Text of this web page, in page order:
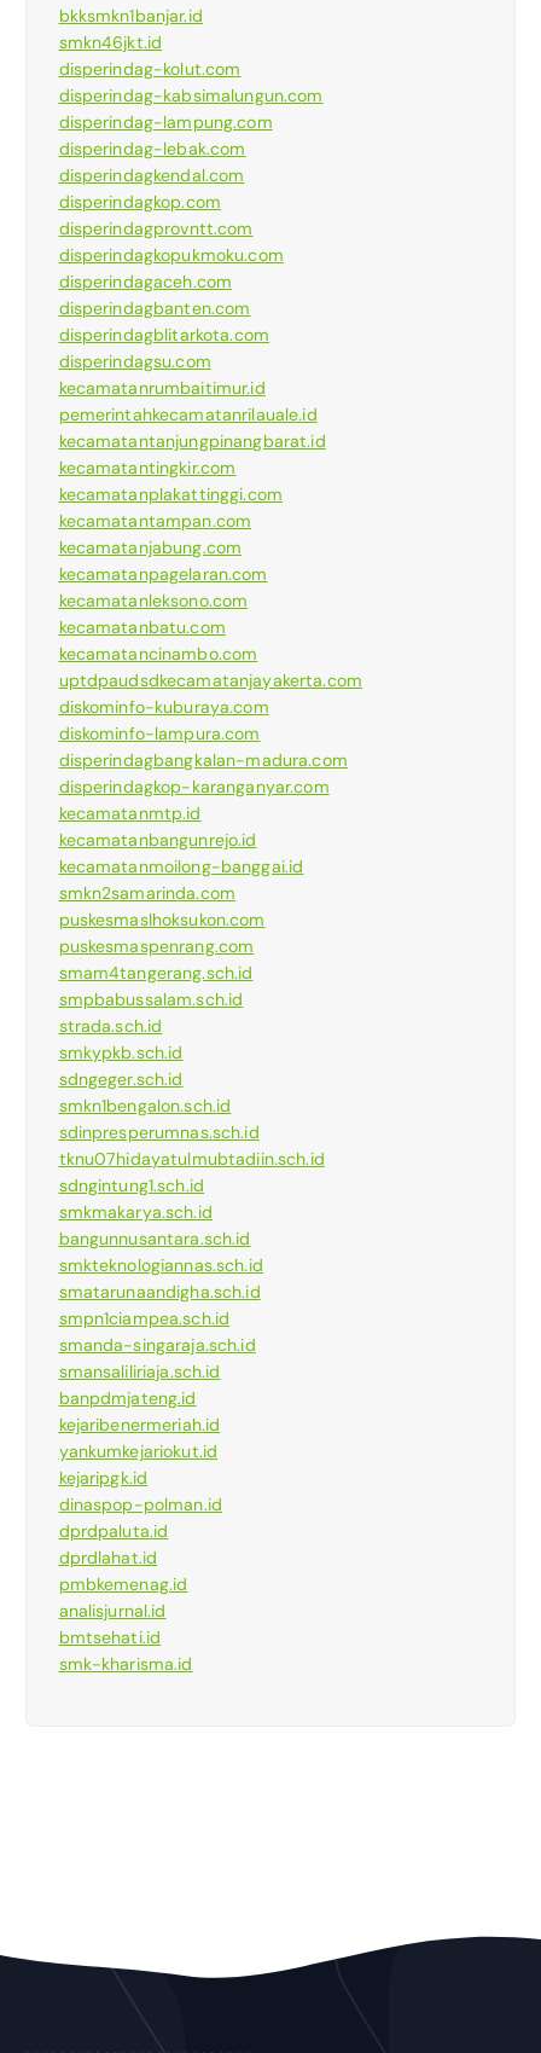
bkksmkn1banjar.id
smkn46jkt.id
disperindag-kolut.com
disperindag-kabsimalungun.com
disperindag-lampung.com
disperindag-lebak.com
disperindagkendal.com
disperindagkop.com
disperindagprovntt.com
disperindagkopukmoku.com
disperindagaceh.com
disperindagbanten.com
disperindagblitarkota.com
disperindagsu.com
kecamatanrumbaitimur.id
pemerintahkecamatanrilauale.id
kecamatantanjungpinangbarat.id
kecamatantingkir.com
kecamatanplakattinggi.com
kecamatantampan.com
kecamatanjabung.com
kecamatanpagelaran.com
kecamatanleksono.com
kecamatanbatu.com
kecamatancinambo.com
uptdpaudsdkecamatanjayakerta.com
diskominfo-kuburaya.com
diskominfo-lampura.com
disperindagbangkalan-madura.com
disperindagkop-karanganyar.com
kecamatanmtp.id
kecamatanbangunrejo.id
kecamatanmoilong-banggai.id
smkn2samarinda.com
puskesmaslhoksukon.com
puskesmaspenrang.com
smam4tangerang.sch.id
smpbabussalam.sch.id
strada.sch.id
smkypkb.sch.id
sdngeger.sch.id
smkn1bengalon.sch.id
sdinpresperumnas.sch.id
tknu07hidayatulmubtadiin.sch.id
sdngintung1.sch.id
smkmakarya.sch.id
bangunnusantara.sch.id
smkteknologiannas.sch.id
smatarunaandigha.sch.id
smpn1ciampea.sch.id
smanda-singaraja.sch.id
smansaliliriaja.sch.id
banpdmjateng.id
kejaribenermeriah.id
yankumkejariokut.id
kejaripgk.id
dinaspop-polman.id
dprdpaluta.id
dprdlahat.id
pmbkemenag.id
analisjurnal.id
bmtsehati.id
smk-kharisma.id